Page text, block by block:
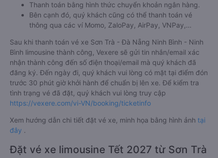
Thanh toán bằng hình thức chuyển khoản ngân hàng.
Bên cạnh đó, quý khách cũng có thể thanh toán vé
thông qua các ví Momo, ZaloPay, AirPay, VNPay,…
Sau khi thanh toán vé xe Sơn Trà - Đà Nẵng Ninh Bình - Ninh
Bình limousine thành công, Vexere sẽ gửi tin nhắn/email xác
nhận thành công đến số điện thoại/email mà quý khách đã
đăng ký. Đến ngày đi, quý khách vui lòng có mặt tại điểm đón
trước 30 phút giờ khởi hành để chuẩn bị lên xe. Để kiểm tra
tình trạng vé đã đặt, quý khách vui lòng truy cập
https://vexere.com/vi-VN/booking/ticketinfo
Xem hướng dẫn chi tiết đặt vé xe, minh họa bằng hình ảnh tại
đây .
Đặt vé xe limousine Tết 2027 từ Sơn Trà